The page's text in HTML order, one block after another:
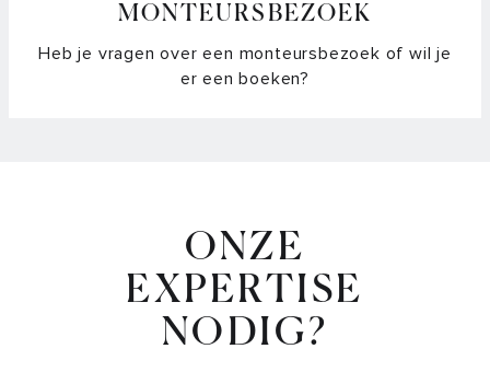
MONTEURSBEZOEK
Heb je vragen over een monteursbezoek of wil je
er een boeken?
ONZE
EXPERTISE
NODIG?